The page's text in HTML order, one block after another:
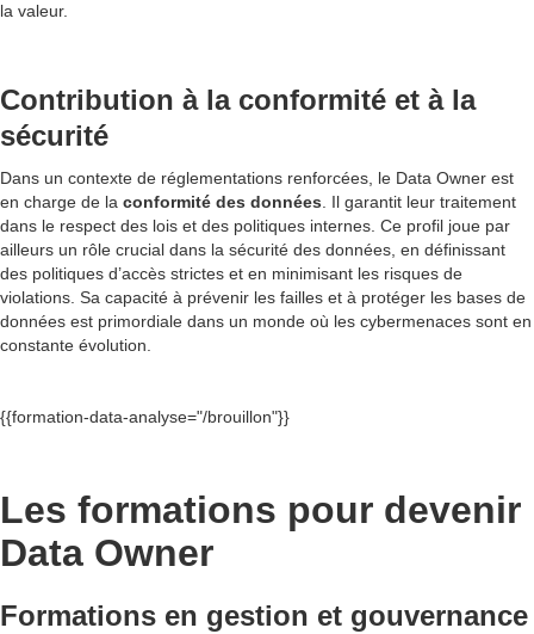
la valeur.
Contribution à la conformité et à la
sécurité
Dans un contexte de réglementations renforcées, le Data Owner est
en charge de la conformité des données . Il garantit leur traitement
dans le respect des lois et des politiques internes. Ce profil joue par
ailleurs un rôle crucial dans la sécurité des données, en définissant
des politiques d’accès strictes et en minimisant les risques de
violations. Sa capacité à prévenir les failles et à protéger les bases de
données est primordiale dans un monde où les cybermenaces sont en
constante évolution.
{{formation-data-analyse="/brouillon"}}
Les formations pour devenir
Data Owner
Formations en gestion et gouvernance